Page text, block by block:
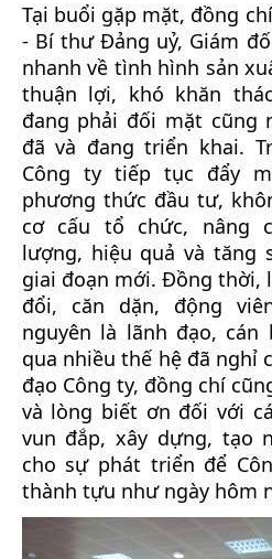
Tại buổi gặp mặt, đồng
- Bí thư Đảng uỷ, Giám
nhanh về tình hình sản
thuận lợi, khó khăn
đang phải đối mặt cũng
đã và đang triển khai.
Công ty tiếp tục đẩy
phương thức đầu tư,
cơ cấu tổ chức, nâng
lượng, hiệu quả và tăng
giai đoạn mới. Đồng thời,
đổi, căn dặn, động
nguyên là lãnh đạo,
qua nhiều thế hệ đã nghỉ
đạo Công ty, đồng chí
và lòng biết ơn đối với
vun đắp, xây dựng, tạo
cho sự phát triển để
thành tựu như ngày hôm